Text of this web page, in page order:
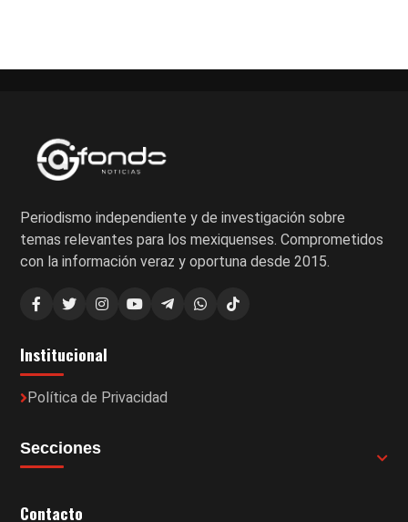
Periodismo independiente y de investigación sobre
temas relevantes para los mexiquenses. Comprometidos
con la información veraz y oportuna desde 2015.
Institucional
Política de Privacidad
Secciones
Contacto